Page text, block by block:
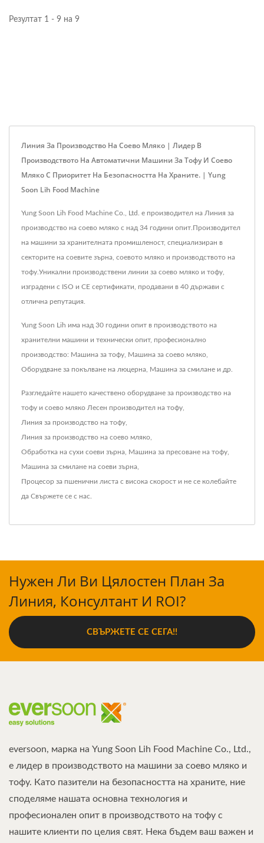
Резултат 1 - 9 на 9
Линия За Производство На Соево Мляко | Лидер В
Производството На Автоматични Машини За Тофу И Соево
Мляко С Приоритет На Безопасността На Храните. | Yung
Soon Lih Food Machine
Yung Soon Lih Food Machine Co., Ltd. е производител на Линия за
производство на соево мляко с над 34 години опит.Производител
на машини за хранителната промишленост, специализиран в
секторите на соевите зърна, соевото мляко и производството на
тофу.Уникални производствени линии за соево мляко и тофу,
изградени с ISO и CE сертификати, продавани в 40 държави с
отлична репутация.
Yung Soon Lih има над 30 години опит в производството на
хранителни машини и технически опит, професионално
производство: Машина за тофу, Машина за соево мляко,
Оборудване за покълване на люцерна, Машина за смилане и др.
Разгледайте нашето качествено оборудване за производство на
тофу и соево мляко Лесен производител на тофу
Линия за производство на тофу
Линия за производство на соево мляко
Обработка на сухи соеви зърна Машина за пресоване на тофу
Машина за смилане на соеви зърна
Процесор за пшенични листа с висока скорост и не се колебайте
да Свържете се с нас
Нужен Ли Ви Цялостен План За
Линия, Консултант И ROI?
СВЪРЖЕТЕ СЕ СЕГА!!
eversoon, марка на Yung Soon Lih Food Machine Co., Ltd.,
е лидер в производството на машини за соево мляко и
тофу. Като пазители на безопасността на храните, ние
споделяме нашата основна технология и
професионален опит в производството на тофу с
нашите клиенти по целия свят. Нека бъдем ваш важен и